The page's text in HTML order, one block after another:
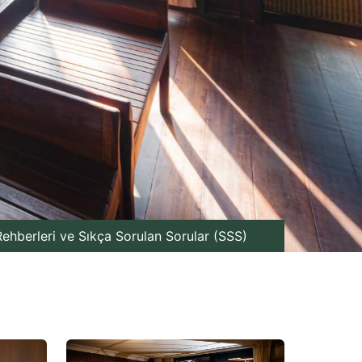
ve Sıkça Sorulan Sorular (SSS)